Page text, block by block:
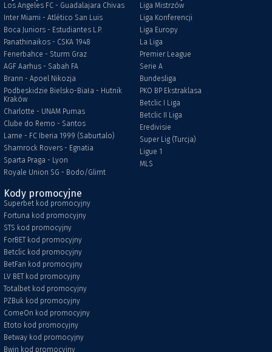
Los Angeles FC - Guadalajara Chivas
Inter Miami - Atlético San Luis
Boca Juniors - Estudiantes L.P.
Panathinaikos - CSKA 1948
Fenerbahce - Sturm Graz
AGF Aarhus - Sabah FA
Brann - Apoel Nikozja
Podbeskidzie Bielsko-Biała - Hutnik
Kraków
Charlotte - UNAM Pumas
Clube do Remo - Santos
Larne - FC Iberia 1999 (Saburtalo)
Shamrock Rovers - Egnatia
Sparta Praga - Lyon
Royale Union SG - Bodo/Glimt
Liga Mistrzów
Liga Konferencji
Liga Europy
La Liga
Premier League
Serie A
Bundesliga
PKO BP Ekstraklasa
Betclic I Liga
Betclic II Liga
Eredivisie
Super Lig (Turcja)
Ligue 1
MLS
Kody promocyjne
Superbet kod promocyjny
Fortuna kod promocyjny
STS kod promocyjny
ForBET kod promocyjny
Betclic kod promocyjny
BetFan kod promocyjny
LV BET kod promocyjny
Totalbet kod promocyjny
PZBuk kod promocyjny
ComeOn kod promocyjny
Etoto kod promocyjny
Betway kod promocyjny
Bwin kod promocyjny